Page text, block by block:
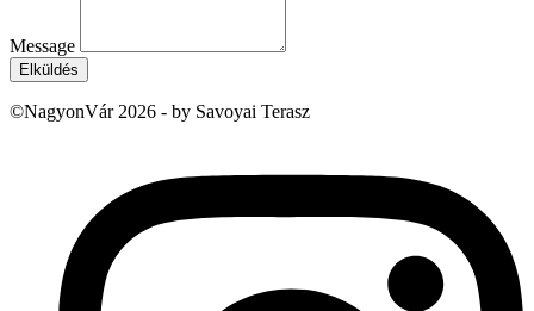
Message
Elküldés
©NagyonVár 2026 - by Savoyai Terasz